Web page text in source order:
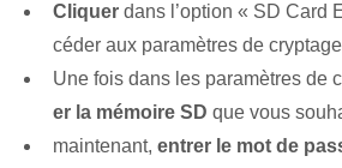
Cliquer dans l’option « SD Card
céder aux paramètres de
Une fois dans les paramètres de
er la mémoire SD que vous
maintenant, entrer le mot de